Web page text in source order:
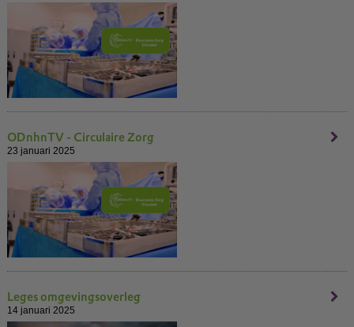
ODnhnTV - Circulaire Zorg
23 januari 2025
Leges omgevingsoverleg
14 januari 2025